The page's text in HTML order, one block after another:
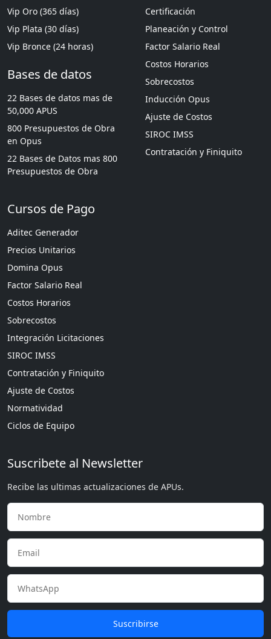
Vip Oro (365 días)
Vip Plata (30 días)
Vip Bronce (24 horas)
Bases de datos
22 Bases de datos mas de
50,000 APUS
800 Presupuestos de Obra
en Opus
22 Bases de Datos mas 800
Presupuestos de Obra
Certificación
Planeación y Control
Factor Salario Real
Costos Horarios
Sobrecostos
Inducción Opus
Ajuste de Costos
SIROC IMSS
Contratación y Finiquito
Cursos de Pago
Aditec Generador
Precios Unitarios
Domina Opus
Factor Salario Real
Costos Horarios
Sobrecostos
Integración Licitaciones
SIROC IMSS
Contratación y Finiquito
Ajuste de Costos
Normatividad
Ciclos de Equipo
Suscribete al Newsletter
Recibe las ultimas actualizaciones de APUs.
Suscribirse